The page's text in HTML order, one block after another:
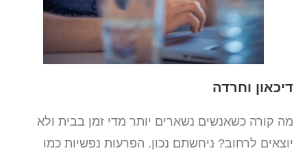
דיכאון וחרדה
מה קורה כשאנשים נשארים יותר מדי זמן בבית ולא
יוצאים לרחוב? ניחשתם נכון. הפרעות נפשיות כמו